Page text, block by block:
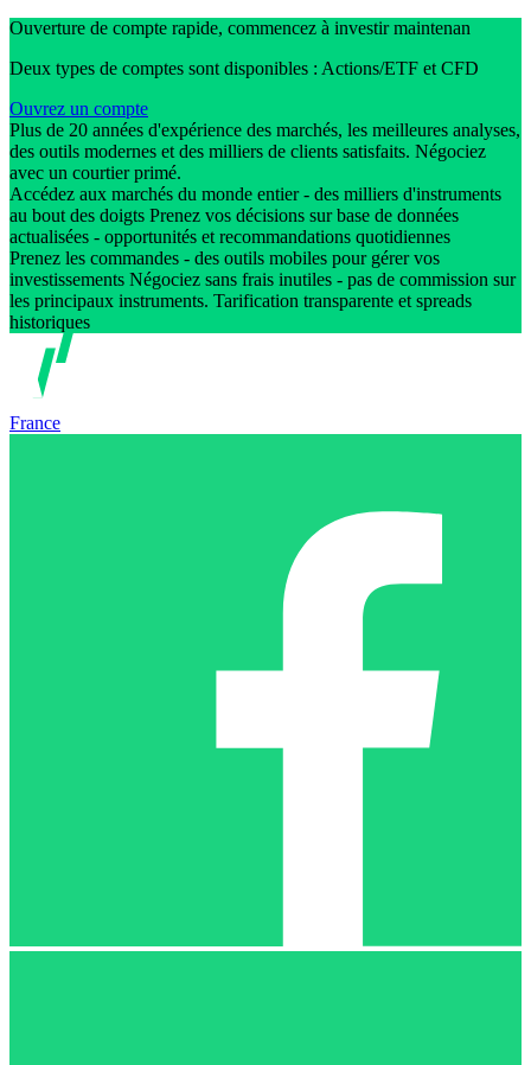
Ouverture de compte rapide, commencez à investir maintenan
Deux types de comptes sont disponibles : Actions/ETF et CFD
Ouvrez un compte
Plus de 20 années d'expérience des marchés, les meilleures analyses,
des outils modernes et des milliers de clients satisfaits. Négociez
avec un courtier primé.
Accédez aux marchés du monde entier - des milliers d'instruments
au bout des doigts Prenez vos décisions sur base de données
actualisées - opportunités et recommandations quotidiennes
Prenez les commandes - des outils mobiles pour gérer vos
investissements Négociez sans frais inutiles - pas de commission sur
les principaux instruments. Tarification transparente et spreads
historiques
France